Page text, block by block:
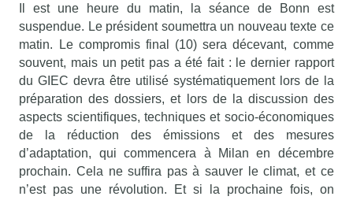
Il est une heure du matin, la séance de Bonn est
suspendue. Le président soumettra un nouveau texte ce
matin. Le compromis final (10) sera décevant, comme
souvent, mais un petit pas a été fait : le dernier rapport
du GIEC devra être utilisé systématiquement lors de la
préparation des dossiers, et lors de la discussion des
aspects scientifiques, techniques et socio-économiques
de la réduction des émissions et des mesures
d’adaptation, qui commencera à Milan en décembre
prochain. Cela ne suffira pas à sauver le climat, et ce
n’est pas une révolution. Et si la prochaine fois, on